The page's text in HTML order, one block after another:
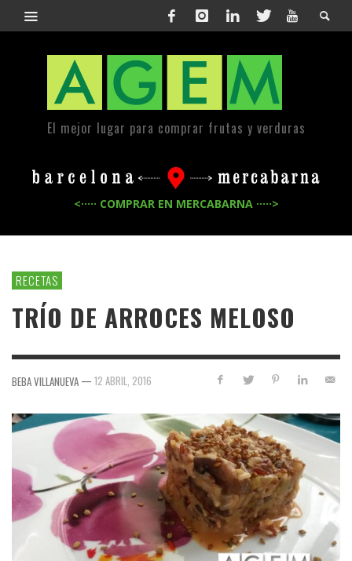
El mejor lugar para comprar frutas y verduras
<····· COMPRAR EN MERCABARNA ·····>
RECETAS
TRÍO DE ARROCES MELOSO
BEBA VILLANUEVA — 12 ABRIL, 2016